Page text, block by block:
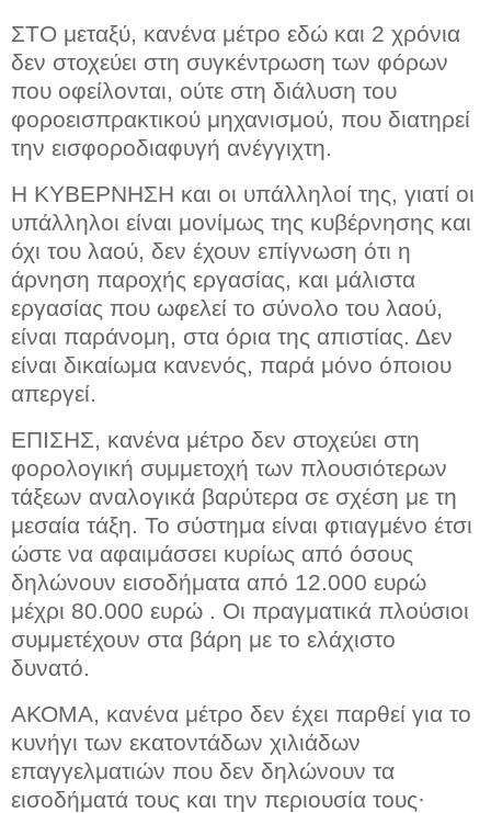
ΣΤΟ μεταξύ, κανένα μέτρο εδώ και 2 χρόνια
δεν στοχεύει στη συγκέντρωση των φόρων
που οφείλονται, ούτε στη διάλυση του
φοροεισπρακτικού μηχανισμού, που διατηρεί
την εισφοροδιαφυγή ανέγγιχτη.
Η ΚΥΒΕΡΝΗΣΗ και οι υπάλληλοί της, γιατί οι
υπάλληλοι είναι μονίμως της κυβέρνησης και
όχι του λαού, δεν έχουν επίγνωση ότι η
άρνηση παροχής εργασίας, και μάλιστα
εργασίας που ωφελεί το σύνολο του λαού,
είναι παράνομη, στα όρια της απιστίας. Δεν
είναι δικαίωμα κανενός, παρά μόνο όποιου
απεργεί.
ΕΠΙΣΗΣ, κανένα μέτρο δεν στοχεύει στη
φορολογική συμμετοχή των πλουσιότερων
τάξεων αναλογικά βαρύτερα σε σχέση με τη
μεσαία τάξη. Το σύστημα είναι φτιαγμένο έτσι
ώστε να αφαιμάσσει κυρίως από όσους
δηλώνουν εισοδήματα από 12.000 ευρώ
μέχρι 80.000 ευρώ . Οι πραγματικά πλούσιοι
συμμετέχουν στα βάρη με το ελάχιστο
δυνατό.
ΑΚΟΜΑ, κανένα μέτρο δεν έχει παρθεί για το
κυνήγι των εκατοντάδων χιλιάδων
επαγγελματιών που δεν δηλώνουν τα
εισοδήματά τους και την περιουσία τους·